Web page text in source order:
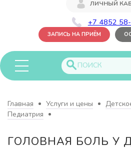
ЛИЧНЫЙ
+7 4852
ЗАПИСЬ НА ПРИЁМ
Главная Услуги и цены
Педиатрия
ГОЛОВНАЯ БОЛЬ У